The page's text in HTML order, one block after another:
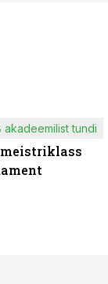
akadeemilist tundi